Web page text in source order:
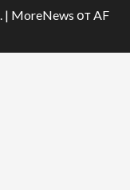
| MoreNews от AF